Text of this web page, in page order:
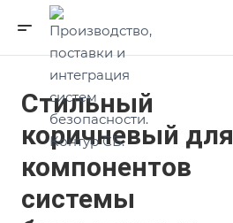
Стильный
коричневый для
компонентов
системы